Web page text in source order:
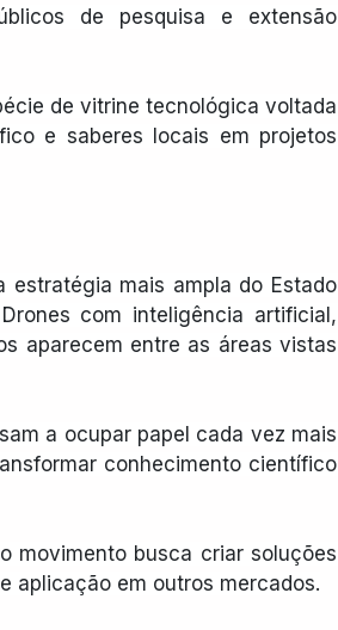
de pesquisa e extensão
de vitrine tecnológica voltada
e saberes locais em projetos
mais ampla do Estado
com inteligência artificial,
aparecem entre as áreas vistas
a ocupar papel cada vez mais
conhecimento científico
movimento busca criar soluções
aplicação em outros mercados.